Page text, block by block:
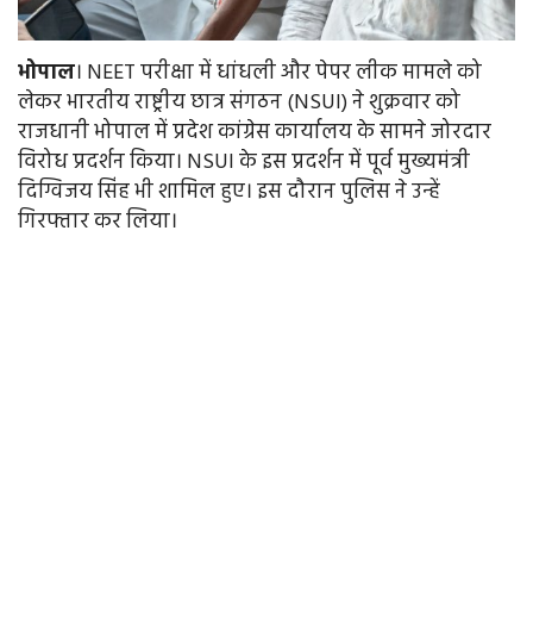
भोपाल। NEET परीक्षा में धांधली और पेपर लीक मामले को
लेकर भारतीय राष्ट्रीय छात्र संगठन (NSUI) ने शुक्रवार को
राजधानी भोपाल में प्रदेश कांग्रेस कार्यालय के सामने जोरदार
विरोध प्रदर्शन किया। NSUI के इस प्रदर्शन में पूर्व मुख्यमंत्री
दिग्विजय सिंह भी शामिल हुए। इस दौरान पुलिस ने उन्हें
गिरफ्तार कर लिया।